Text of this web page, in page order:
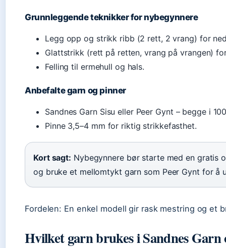
Grunnleggende teknikker for nybegynnere
Legg opp og strikk ribb (2 rett, 2 vrang) for
Glattstrikk (rett på retten, vrang på vrangen)
Felling til ermehull og hals.
Anbefalte garn og pinner
Sandnes Garn Sisu eller Peer Gynt – begge i
Pinne 3,5–4 mm for riktig strikkefasthet.
Kort sagt: Nybegynnere bør starte med en gratis
og bruke et mellomtykt garn som Peer Gynt for å
Fordelen: En enkel modell gir rask mestring og et
Hvilket garn brukes i Sandnes